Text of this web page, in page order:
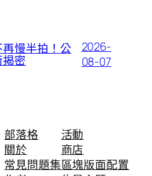
慢半拍！公
密
2026-
08-07
部落格
關於
常見問題集
活動
商店
區塊版面配置